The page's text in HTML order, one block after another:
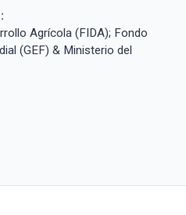
Agrícola (FIDA); Fondo
(GEF) & Ministerio del